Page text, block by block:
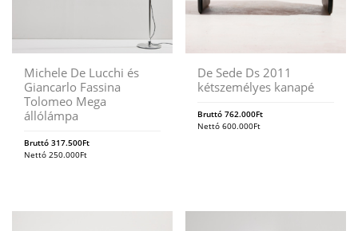
Michele De Lucchi és
Giancarlo Fassina
Tolomeo Mega
állólámpa
Bruttó 317.500Ft
Nettó 250.000Ft
De Sede Ds 2011
kétszemélyes kanapé
Bruttó762.000Ft
Nettó600.000Ft